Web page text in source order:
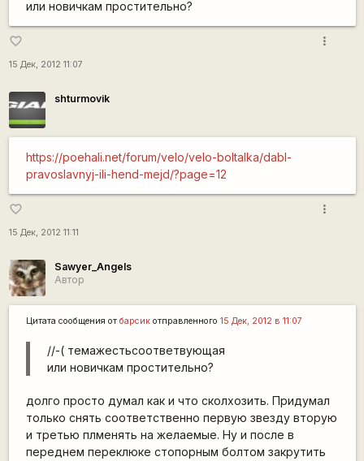
или новичкам простительно?
favorite_border
15 Дек, 2012 11:07
more_vert
shturmovik
https://poehali.net/forum/velo/velo-boltalka/dabl-
pravoslavnyj-ili-hend-mejd/?page=12
favorite_border
15 Дек, 2012 11:11
more_vert
Sawyer_Angels
Автор
Цитата сообщения от барсикотправленного 15 Дек, 2012 в 11:07
//-( темажестьсоответвующая
или новичкам простительно?
долго просто думал как и что сколхозить. Придумал
только снять соответственно первую звезду вторую
и третью плменять на желаемые. Ну и после в
переднем переклюке стопорным болтом закрутить